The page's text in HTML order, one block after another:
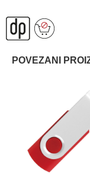
POVEZANI